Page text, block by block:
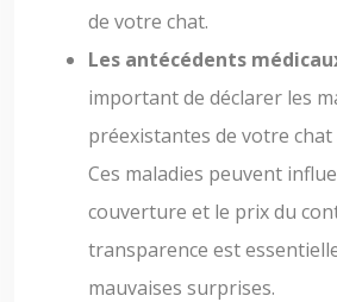
de votre chat.
Les antécédents
important de déclarer les
préexistantes de votre chat
Ces maladies peuvent
couverture et le prix du
transparence est
mauvaises surprises.